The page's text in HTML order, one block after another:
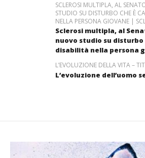
SCLEROSI MULTIPLA, AL
STUDIO SU DISTURBO CHE È
NELLA PERSONA GIOVANE |
Sclerosi multipla, al
nuovo studio su disturbo
disabilità nella persona
L’EVOLUZIONE DELLA VITA –
L’evoluzione dell’uomo